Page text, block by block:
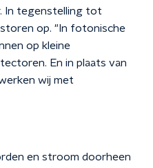
In tegenstelling tot
op. "In fotonische
op kleine
En in plaats van
wij met
en stroom doorheen